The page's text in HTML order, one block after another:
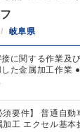
岐阜県
に関する作業及
た金属加工作業
須要件】 普通自
加工 エクセル基